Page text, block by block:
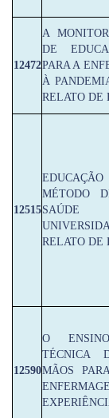
12472
A
DE
PARA A
À
RELATO DE
12515
MÉTODO
RELATO DE
12590
O
TÉCNICA
MÃOS